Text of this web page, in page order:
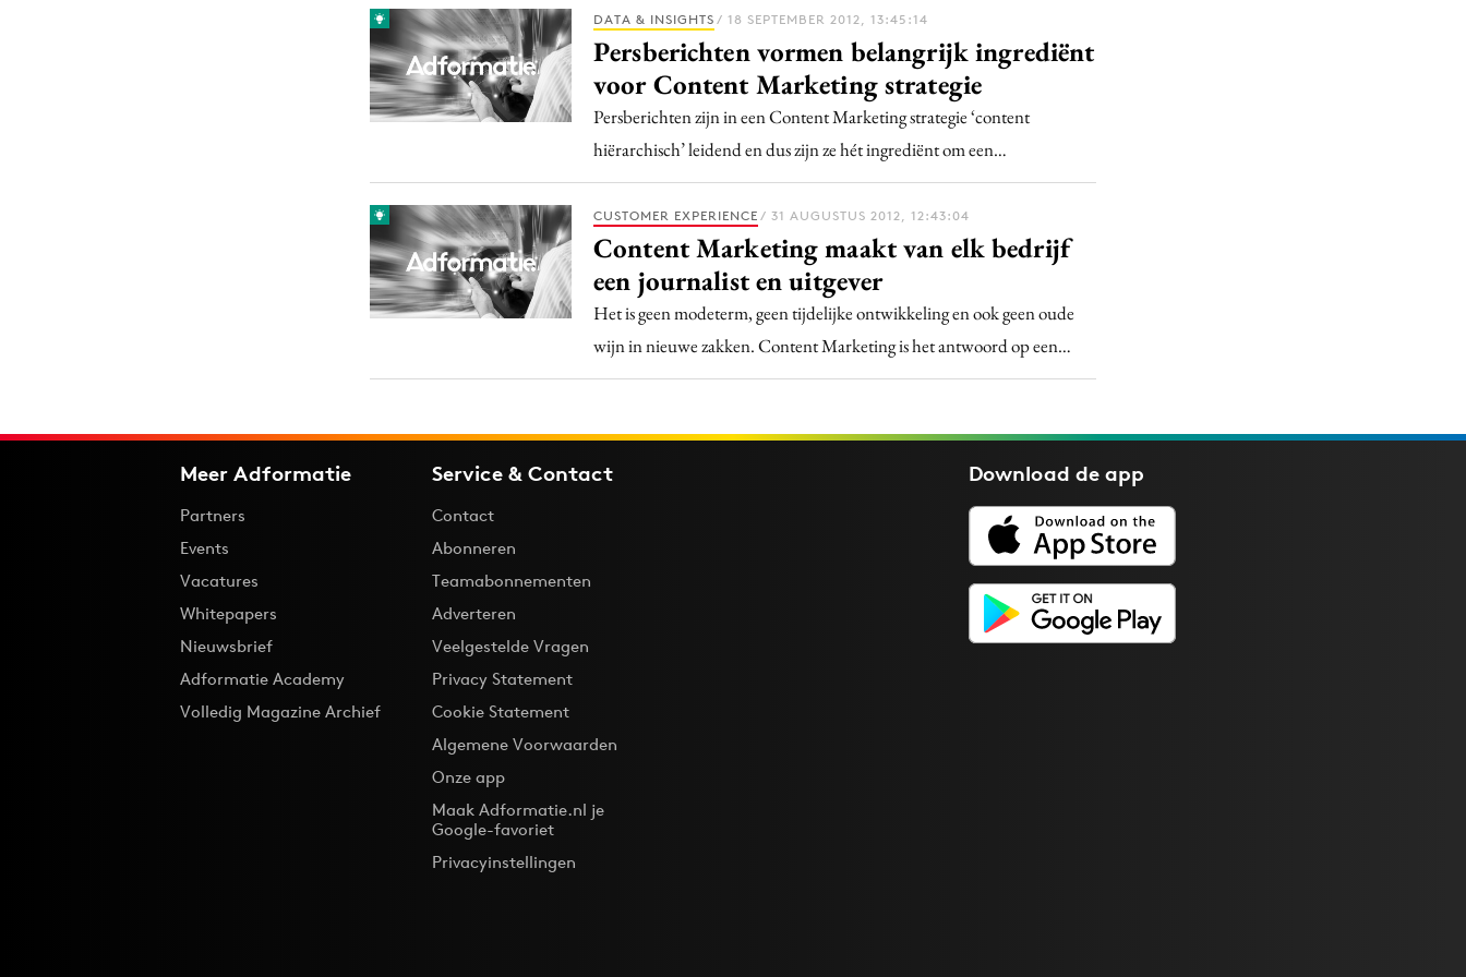
Gedragsverandering
Influencer marketing
Interne communicatie
Reputatie & crisis
DATA & INSIGHTS / 18 SEPTEMBER 2012, 13:45:14
Persberichten vormen belangrijk ingrediënt
voor Content Marketing strategie
Persberichten zijn in een Content Marketing strategie ‘content
hiërarchisch’ leidend en dus zijn ze hét ingrediënt om een…
CUSTOMER EXPERIENCE / 31 AUGUSTUS 2012, 12:43:04
Content Marketing maakt van elk bedrijf
een journalist en uitgever
Het is geen modeterm, geen tijdelijke ontwikkeling en ook geen oude
wijn in nieuwe zakken. Content Marketing is het antwoord op een…
Meer Adformatie
Partners
Events
Vacatures
Whitepapers
Nieuwsbrief
Adformatie Academy
Volledig Magazine Archief
Service & Contact
Contact
Abonneren
Teamabonnementen
Adverteren
Veelgestelde Vragen
Privacy Statement
Cookie Statement
Algemene Voorwaarden
Onze app
Maak Adformatie.nl je
Google-favoriet
Privacyinstellingen
Download deapp